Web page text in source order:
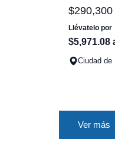
$290,300
Llévatelo por
$5,971.08
Ciudad de
Ver más